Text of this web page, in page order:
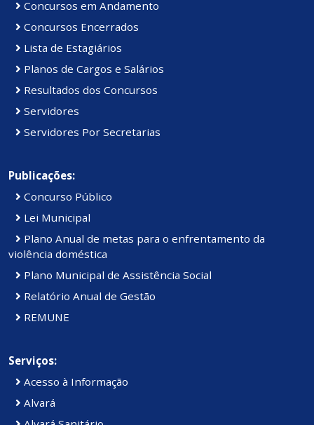
Concursos em Andamento
Concursos Encerrados
Lista de Estagiários
Planos de Cargos e Salários
Resultados dos Concursos
Servidores
Servidores Por Secretarias
Publicações:
Concurso Público
Lei Municipal
Plano Anual de metas para o enfrentamento da
violência doméstica
Plano Municipal de Assistência Social
Relatório Anual de Gestão
REMUNE
Serviços:
Acesso à Informação
Alvará